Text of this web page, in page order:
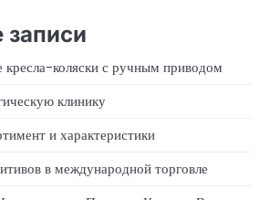
кресла-коляски с ручным приводом
клинику
и характеристики
в международной торговле